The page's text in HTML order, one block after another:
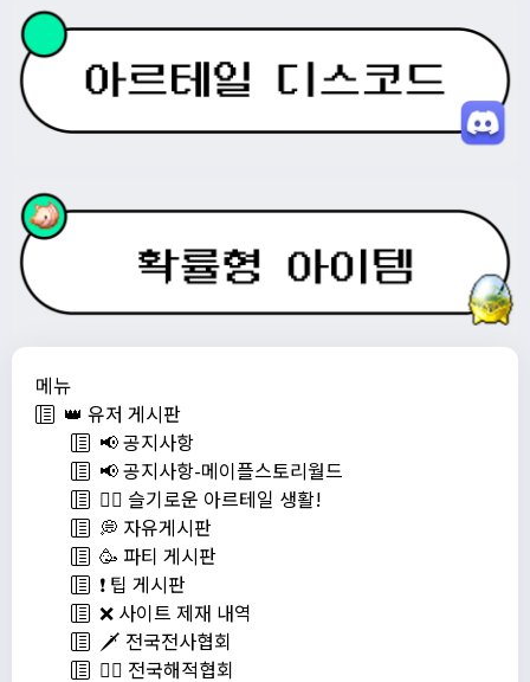
메뉴
👑 유저 게시판
📢 공지사항
📢 공지사항-메이플스토리월드
💁‍♂ 슬기로운 아르테일 생활!
💭 자유게시판
🥳 파티 게시판
❗️ 팁 게시판
❌ 사이트 제재 내역
🗡️ 전국전사협회
🏴‍☠️ 전국해적협회